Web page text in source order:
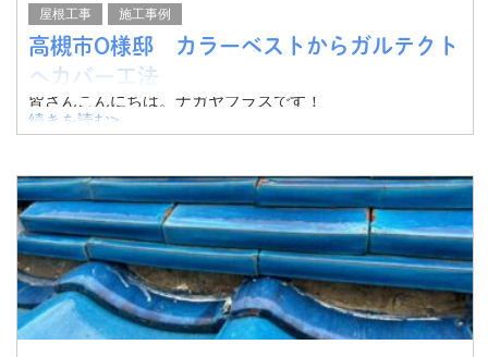
屋根工事 施工事例
高槻市O様邸 カラーベストからガルテクト
へカバー工法
皆さんこんにちは。ナガヤプラスです！
今回は高槻市O様邸にて、カラーベストからガルテクトへ
その様子をご紹介したいと思います。
太陽光パネルの設置され
続きを読む>